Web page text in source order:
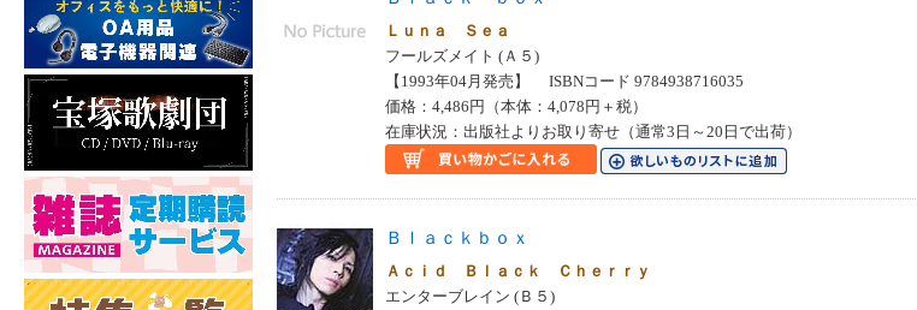
Ｌｕｎａ Ｓｅａ
フールズメイト (Ａ５)
【1993年04月発売】 ISBNコード 9784938716035
価格：4,486円（本体：4,078円＋税）
在庫状況：出版社よりお取り寄せ（通常3日～20日で出荷）
Ｂｌａｃｋｂｏｘ
Ａｃｉｄ Ｂｌａｃｋ Ｃｈｅｒｒｙ
エンターブレイン (Ｂ５)